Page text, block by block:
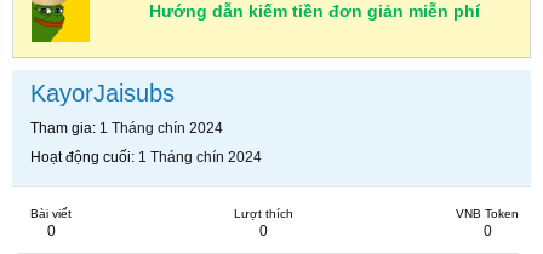
Hướng dẫn kiếm tiền đơn giản miễn phí
KayorJaisubs
Tham gia 1 Tháng chín 2024
Hoạt động cuối 1 Tháng chín 2024
Bài viết
0
Lượt thích
0
VNB Token
0